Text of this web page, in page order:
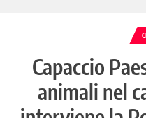
Capaccio
animali nel